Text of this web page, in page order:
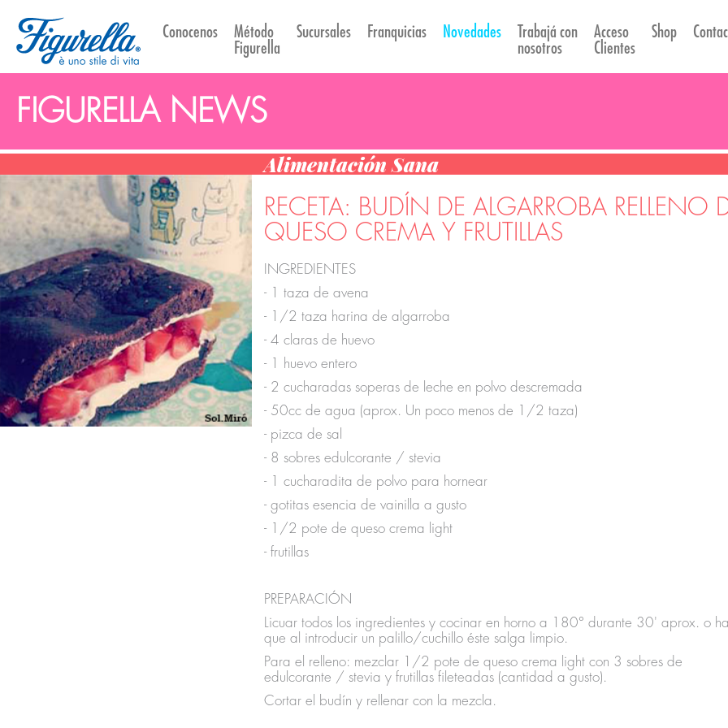
Conocenos
Método
Figurella
Sucursales Franquicias Novedades
Trabajá con
nosotros
Acceso
Clientes
Shop
FIGURELLA NEWS
Alimentación Sana
RECETA: BUDÍN DE ALGARROBA RELLENO
QUESO CREMA Y FRUTILLAS
INGREDIENTES
- 1 taza de avena
- 1/2 taza harina de algarroba
- 4 claras de huevo
- 1 huevo entero
- 2 cucharadas soperas de leche en polvo descremada
- 50cc de agua (aprox. Un poco menos de 1/2 taza)
- pizca de sal
- 8 sobres edulcorante / stevia
- 1 cucharadita de polvo para hornear
- gotitas esencia de vainilla a gusto
- 1/2 pote de queso crema light
- frutillas
PREPARACIÓN
Licuar todos los ingredientes y cocinar en horno a 180° durante 30' aprox. o
que al introducir un palillo/cuchillo éste salga limpio.
Para el relleno: mezclar 1/2 pote de queso crema light con 3 sobres de
edulcorante / stevia y frutillas fileteadas (cantidad a gusto).
Cortar el budín y rellenar con la mezcla.